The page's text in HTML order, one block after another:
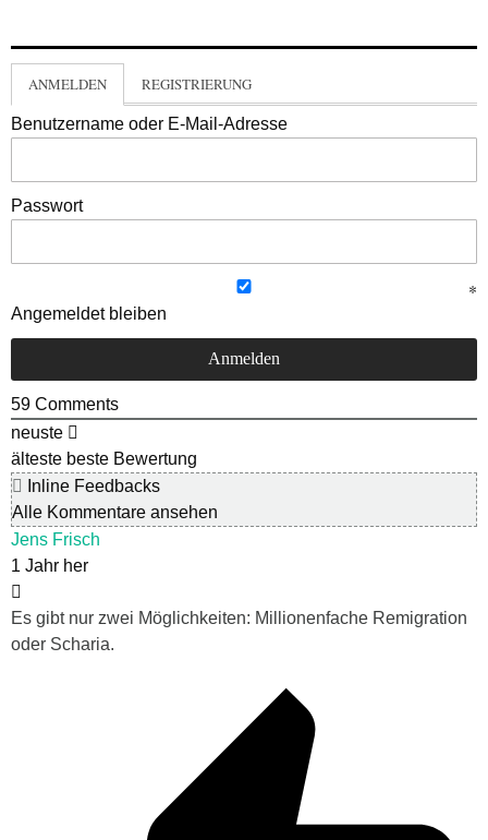
ANMELDEN REGISTRIERUNG
Benutzername oder E-Mail-Adresse
Passwort
Angemeldet bleiben
59 Comments
neuste
älteste beste Bewertung
Inline Feedbacks
Alle Kommentare ansehen
Jens Frisch
1 Jahr her
Es gibt nur zwei Möglichkeiten: Millionenfache Remigration
oder Scharia.